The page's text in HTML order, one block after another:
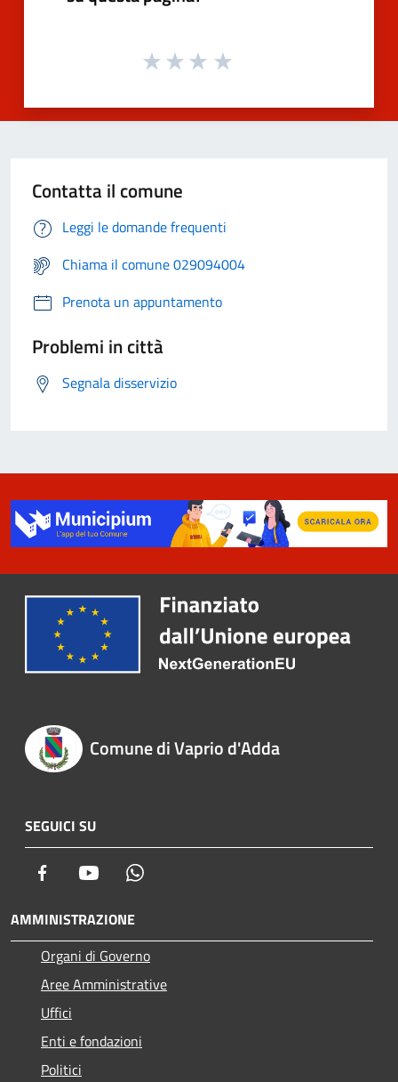
Contatta il comune
Leggi le domande frequenti
Chiama il comune 029094004
Prenota un appuntamento
Problemi in città
Segnala disservizio
Comune di Vaprio d'Adda
SEGUICI SU
Facebook Youtube
AMMINISTRAZIONE
Organi di Governo
Aree Amministrative
Uffici
Enti e fondazioni
Politici